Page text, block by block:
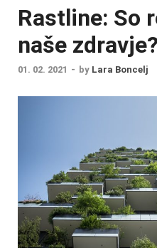
Rastline: So
naše zdravje?
01. 02. 2021 - by Lara Boncelj